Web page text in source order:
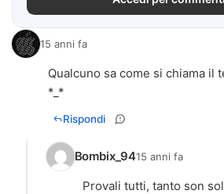
15 anni fa
Qualcuno sa come si chiama il
*_*
Rispondi
Bombix_9415 anni fa
Provali tutti, tanto son